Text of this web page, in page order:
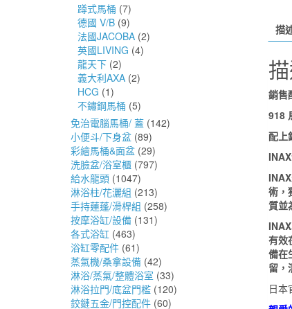
蹲式馬桶 (7)
德國 V/B (9)
法國JACOBA (2)
英國LIVING (4)
龍天下 (2)
義大利AXA (2)
HCG (1)
不鏽鋼馬桶 (5)
免治電腦馬桶/ 蓋 (142)
小便斗/下身盆 (89)
彩繪馬桶&面盆 (29)
洗臉盆/浴室櫃 (797)
給水龍頭 (1047)
淋浴柱/花灑組 (213)
手持蓮蓬/滑桿組 (258)
按摩浴缸/設備 (131)
各式浴缸 (463)
浴缸零配件 (61)
蒸氣機/桑拿設備 (42)
淋浴/蒸氣/整體浴室 (33)
淋浴拉門/底盆門檻 (120)
鉸鏈五金/門控配件 (60)
描
銷售
918
配上
術，
質並
有效
備在
留，
日本